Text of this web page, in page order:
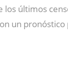
últimos
un